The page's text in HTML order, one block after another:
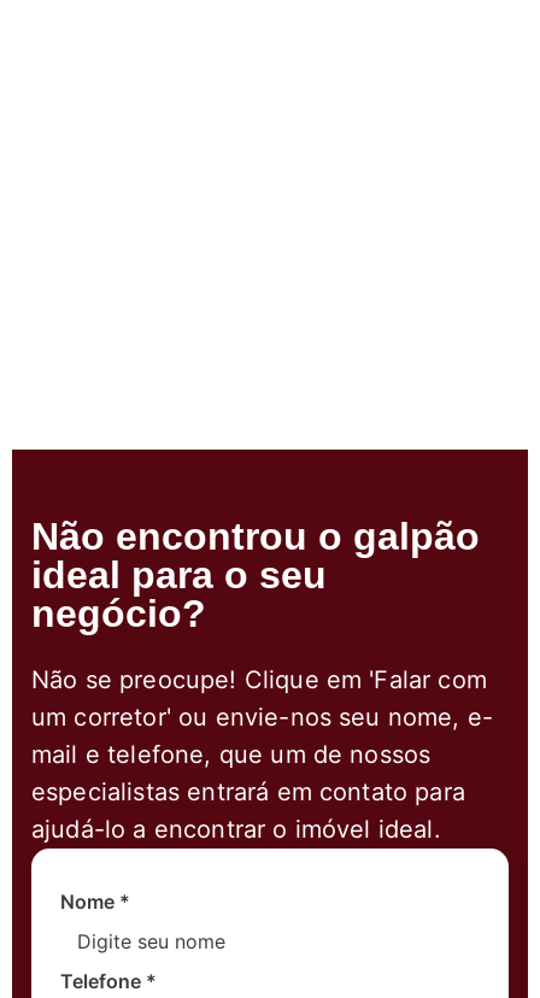
Não encontrou o galpão
ideal para o seu
negócio?
Não se preocupe! Clique em 'Falar com
um corretor' ou envie-nos seu nome, e-
mail e telefone, que um de nossos
especialistas entrará em contato para
ajudá-lo a encontrar o imóvel ideal.
Nome *
Telefone *